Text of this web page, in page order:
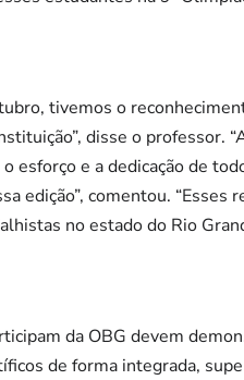
tivemos o
disse o professor.
esforço e a dedicação de
edição”, comentou.
no estado do Rio
da OBG devem
de forma integrada,